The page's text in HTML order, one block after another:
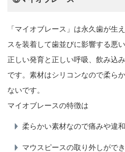
「マイオブレース」は永久歯が生
スを装着して歯並びに影響する悪
正しい発育と正しい呼吸、飲み込
です。素材はシリコンなので柔ら
ないです。
マイオブレースの特徴は
柔らかい素材なので痛みや違
マウスピースの取り外しがで